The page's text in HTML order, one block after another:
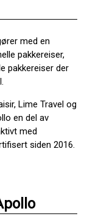
med en
pakkereiser,
pakkereiser der
Lime Travel og
en del av
med
siden 2016.